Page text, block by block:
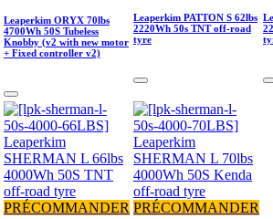
Leaperkim ORYX 70lbs
4700Wh 50S Tubeless
Knobby (v2 with new motor
+ Fixed controller v2)
Leaperkim PATTON S 62lbs
2220Wh 50s TNT off-road
tyre
PRÉCOMMANDER PRÉCOMMANDER